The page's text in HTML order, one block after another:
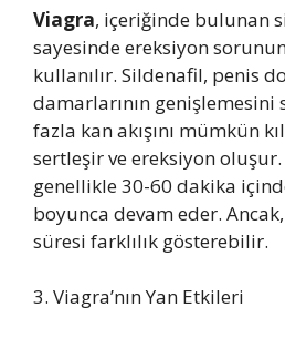
Viagra, içeriğinde bulunan
sayesinde ereksiyon
kullanılır. Sildenafil, penis
damarlarının genişlemesini
fazla kan akışını mümkün
sertleşir ve ereksiyon oluşur.
genellikle 30-60 dakika
boyunca devam eder.
süresi farklılık gösterebilir.
3. Viagra’nın Yan Etkileri